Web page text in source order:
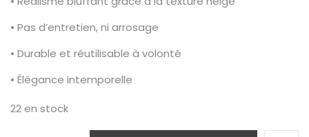
• Pas d’entretien, ni arrosage
• Durable et réutilisable à volonté
• Élégance intemporelle
22 en stock